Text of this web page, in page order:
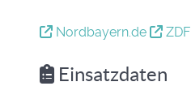
Nordbayern.de ZDF
Einsatzdaten